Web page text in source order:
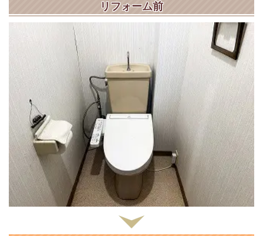
リフォーム前